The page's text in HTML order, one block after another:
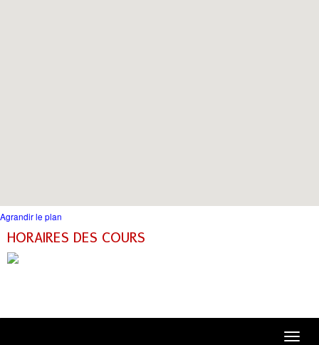
Agrandir le plan
HORAIRES DES COURS
Toggle
navigation